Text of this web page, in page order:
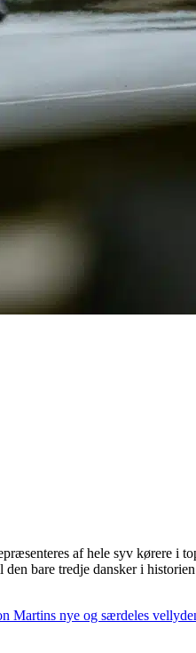
af hele syv kørere i
bare tredje dansker i
Martins nye og særdeles